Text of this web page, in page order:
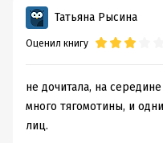
Татьяна Рысина
Оценил книгу
не дочитала, на
много тягомотины, и
лиц.